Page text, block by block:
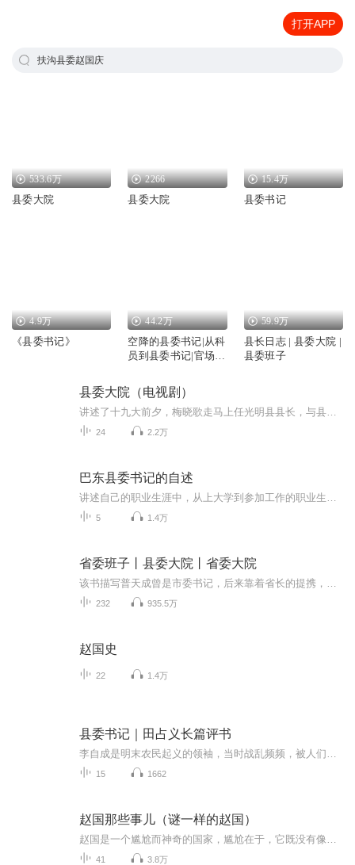
打开APP
扶沟县委赵国庆
533.6万
县委大院
2266
县委大院
15.4万
县委书记
4.9万
《县委书记》
44.2万
空降的县委书记|从科
员到县委书记|官场小
59.9万
县长日志 | 县委大院 |
县委班子
县委大院（电视剧）
24 2.2万
巴东县委书记的自述
5 1.4万
省委班子丨县委大院丨省委大院
232 935.5万
赵国史
22 1.4万
县委书记｜田占义长篇评书
15 1662
赵国那些事儿（谜一样的赵国）
41 3.8万